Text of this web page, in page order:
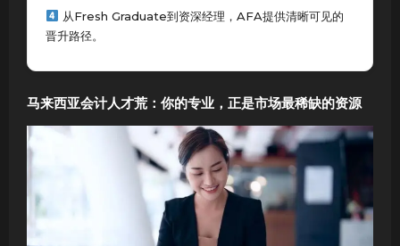
从Fresh Graduate到资深经理，AFA提供清晰可见的
晋升路径。
马来西亚会计人才荒：你的专业，正是市场最稀缺的资源